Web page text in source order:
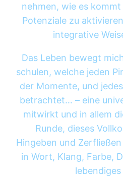
nehmen, wie es
Potenziale zu
integrative
Das Leben bewegt
schulen, welche jeden
der Momente, und
betrachtet… – eine
mitwirkt und in allem
Runde, dieses
Hingeben und
in Wort, Klang, Farbe,